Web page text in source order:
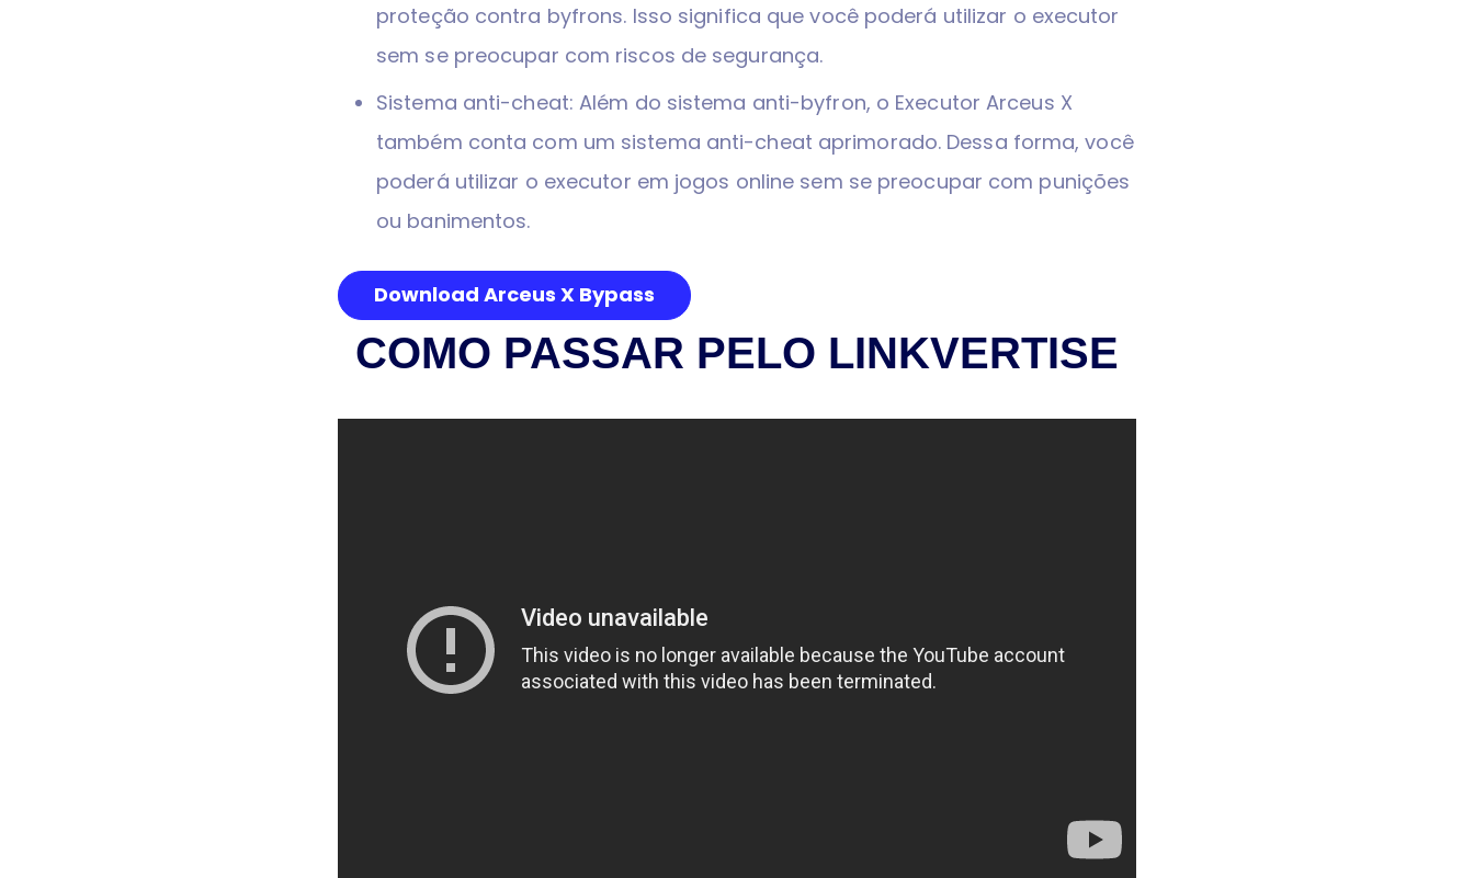
proteção contra byfrons. Isso significa que você poderá utilizar o executor
sem se preocupar com riscos de segurança.
Sistema anti-cheat: Além do sistema anti-byfron, o Executor Arceus X
também conta com um sistema anti-cheat aprimorado. Dessa forma, você
poderá utilizar o executor em jogos online sem se preocupar com punições
ou banimentos.
Download Arceus X Bypass
COMO PASSAR PELO LINKVERTISE